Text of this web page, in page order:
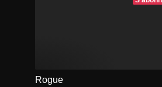
Rogue